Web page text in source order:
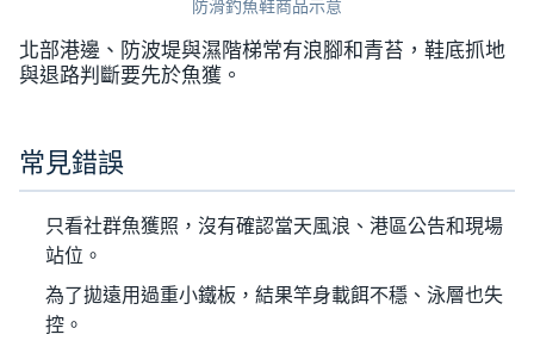
防滑釣魚鞋商品示意
北部港邊、防波堤與濕階梯常有浪腳和青苔，鞋底抓地
與退路判斷要先於魚獲。
常見錯誤
只看社群魚獲照，沒有確認當天風浪、港區公告和現場
站位。
為了拋遠用過重小鐵板，結果竿身載餌不穩、泳層也失
控。